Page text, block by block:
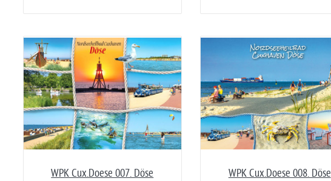
WPK Cux.Doese 007. Döse WPK Cux.Doese 008. Döse